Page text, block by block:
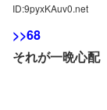
ID:9pyxKAuv0.net
>>68
それが一晩心配